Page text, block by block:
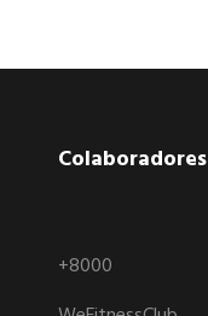
Colaboradores
+8000